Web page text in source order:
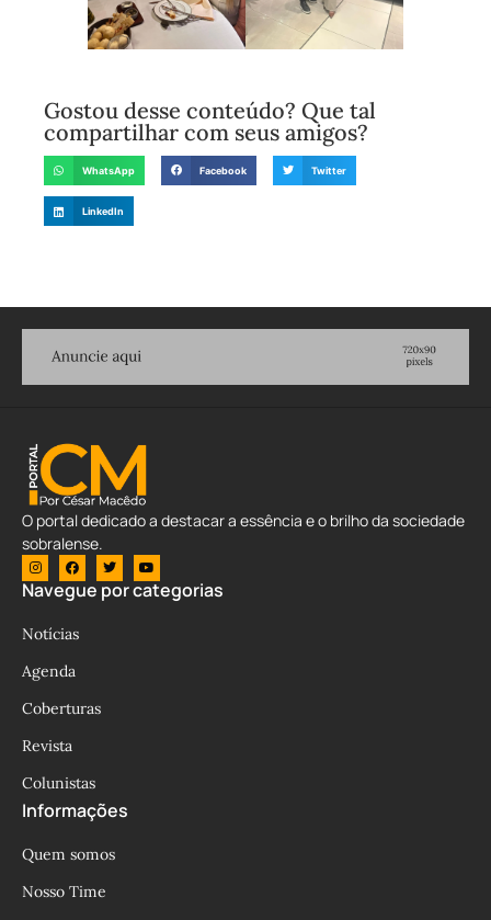
Gostou desse conteúdo? Que tal
compartilhar com seus amigos?
WhatsApp Facebook Twitter
LinkedIn
O portal dedicado a destacar a essência e o brilho da sociedade
sobralense.
Navegue por categorias
Notícias
Agenda
Coberturas
Revista
Colunistas
Informações
Quem somos
Nosso Time